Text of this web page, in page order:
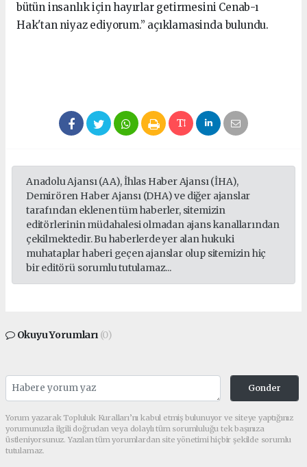
bütün insanlık için hayırlar getirmesini Cenab-ı
Hak'tan niyaz ediyorum.” açıklamasinda bulundu.
Anadolu Ajansı (AA), İhlas Haber Ajansı (İHA),
Demirören Haber Ajansı (DHA) ve diğer ajanslar
tarafından eklenen tüm haberler, sitemizin
editörlerinin müdahalesi olmadan ajans kanallarından
çekilmektedir. Bu haberlerde yer alan hukuki
muhataplar haberi geçen ajanslar olup sitemizin hiç
bir editörü sorumlu tutulamaz...
Okuyu Yorumları (0)
Gonder
Yorum yazarak Topluluk Kuralları’nı kabul etmiş bulunuyor ve siteye yaptığınız
yorumunuzla ilgili doğrudan veya dolaylı tüm sorumluluğu tek başınıza
üstleniyorsunuz. Yazılan tüm yorumlardan site yönetimi hiçbir şekilde sorumlu
tutulamaz.